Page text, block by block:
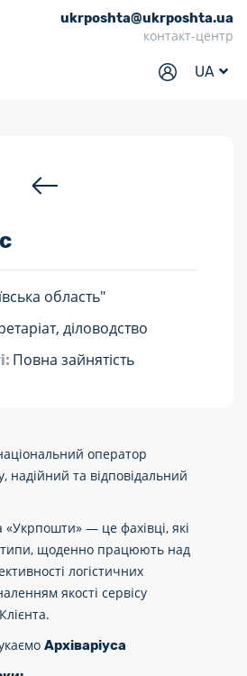
ukrposhta@ukrposhta.ua
контакт-центр
UA
область"
діловодство
Повна зайнятість
оператор
надійний та відповідальний
«Укрпошти» — це фахівці, які
щоденно працюють над
логістичних
якості сервісу
Архіваріуса